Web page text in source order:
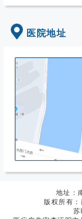
医院地址
地址：
版权所有